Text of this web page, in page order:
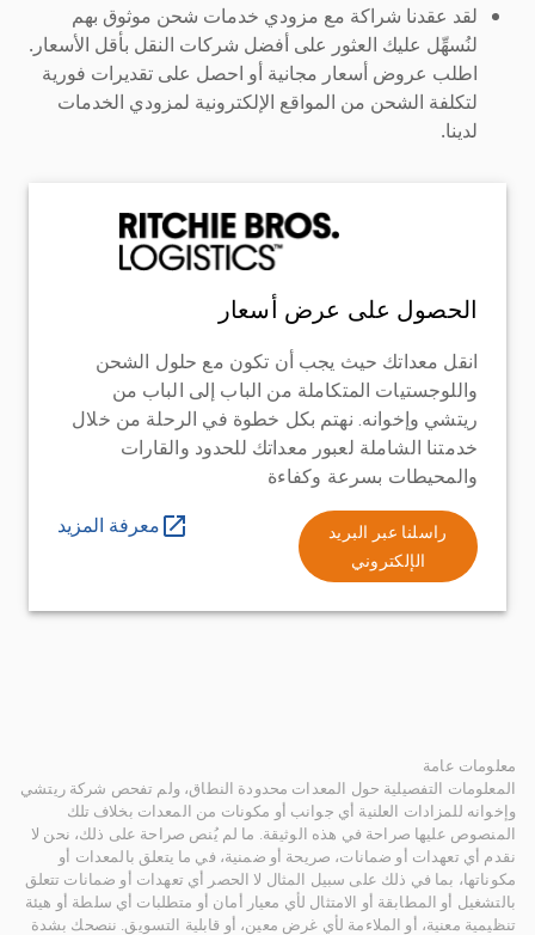
لقد عقدنا شراكة مع مزودي خدمات شحن موثوق بهم
لنُسهِّل عليك العثور على أفضل شركات النقل بأقل الأسعار.
اطلب عروض أسعار مجانية أو احصل على تقديرات فورية
لتكلفة الشحن من المواقع الإلكترونية لمزودي الخدمات
لدينا.
الحصول على عرض أسعار
انقل معداتك حيث يجب أن تكون مع حلول الشحن
واللوجستيات المتكاملة من الباب إلى الباب من
ريتشي وإخوانه. نهتم بكل خطوة في الرحلة من خلال
خدمتنا الشاملة لعبور معداتك للحدود والقارات
والمحيطات بسرعة وكفاءة
راسلنا عبر البريد
الإلكتروني
معرفة المزيد
معلومات عامة
المعلومات التفصيلية حول المعدات محدودة النطاق، ولم تفحص شركة ريتشي
وإخوانه للمزادات العلنية أي جوانب أو مكونات من المعدات بخلاف تلك
المنصوص عليها صراحة في هذه الوثيقة. ما لم يُنص صراحة على ذلك، نحن لا
نقدم أي تعهدات أو ضمانات، صريحة أو ضمنية، في ما يتعلق بالمعدات أو
مكوناتها، بما في ذلك على سبيل المثال لا الحصر أي تعهدات أو ضمانات تتعلق
بالتشغيل أو المطابقة أو الامتثال لأي معيار أمان أو متطلبات أي سلطة أو هيئة
تنظيمية معنية، أو الملاءمة لأي غرض معين، أو قابلية التسويق. ننصحك بشدة